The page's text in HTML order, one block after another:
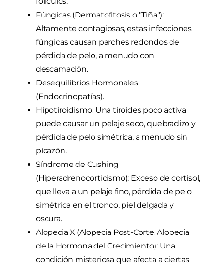
Fúngicas (Dermatofitosis o "Tiña"):
Altamente contagiosas, estas infecciones
fúngicas causan parches redondos de
pérdida de pelo, a menudo con
descamación.
Desequilibrios Hormonales
(Endocrinopatías).
Hipotiroidismo: Una tiroides poco activa
puede causar un pelaje seco, quebradizo y
pérdida de pelo simétrica, a menudo sin
picazón.
Síndrome de Cushing
(Hiperadrenocorticismo): Exceso de cortisol,
que lleva a un pelaje fino, pérdida de pelo
simétrica en el tronco, piel delgada y
oscura.
Alopecia X (Alopecia Post-Corte, Alopecia
de la Hormona del Crecimiento): Una
condición misteriosa que afecta a ciertas